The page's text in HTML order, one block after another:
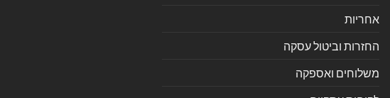
אחריות
החזרות וביטול עסקה
משלוחים ואספקה